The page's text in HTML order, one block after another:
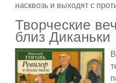
насквозь и выходят с
Творческие
близ Диканьки